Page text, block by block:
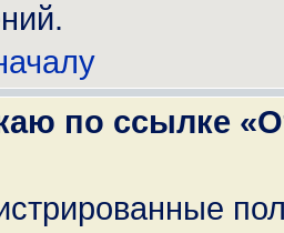
по ссылке